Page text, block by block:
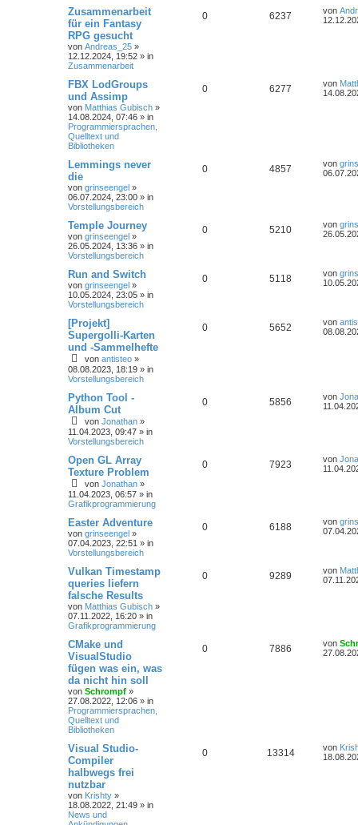
Zusammenarbeit
für ein Fantasy
RPG gesucht
von Andreas_25 »
12.12.2024, 19:52 » in
Zusammenarbeit
0 6237 von
FBX LodGroups
und Assimp
von Matthias Gubisch »
14.08.2024, 07:46 » in
Programmiersprachen,
Quelltext und
Bibliotheken
0 6277 von
Lemmings never
die
von grinseengel »
06.07.2024, 23:00 » in
Vorstellungsbereich
0 4857 von
Temple Journey
von grinseengel »
26.05.2024, 13:36 » in
Vorstellungsbereich
0 5210 von
Run and Switch
von grinseengel »
10.05.2024, 23:05 » in
Vorstellungsbereich
0 5118 von
[Projekt]
Supergolli-Karten
und -Sammelhefte
von antisteo »
08.08.2023, 18:19 » in
Vorstellungsbereich
0 5652 von
Python Tool -
Album Cut
von Jonathan »
11.04.2023, 09:47 » in
Vorstellungsbereich
0 5856 von
Open GL Array
Texture Problem
von Jonathan »
11.04.2023, 06:57 » in
Grafikprogrammierung
0 7923 von
Easter Adventure
von grinseengel »
07.04.2023, 22:51 » in
Vorstellungsbereich
0 6188 von
Vulkan Timestamp
queries liefern
falsche Results
von Matthias Gubisch »
07.11.2022, 16:20 » in
Grafikprogrammierung
0 9289 von
CMake und
VisualStudio
fügen was ein, was
da nicht hin soll
von Schrompf »
27.08.2022, 12:06 » in
Programmiersprachen,
Quelltext und
Bibliotheken
0 7886 von
Visual Studio-
Compiler
halbwegs frei
nutzbar
von Krishty »
18.08.2022, 21:49 » in
News und
0 13314 von